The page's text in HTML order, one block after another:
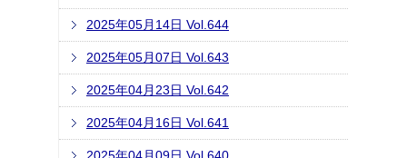
2025年05月14日 Vol.644
2025年05月07日 Vol.643
2025年04月23日 Vol.642
2025年04月16日 Vol.641